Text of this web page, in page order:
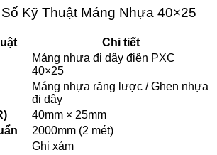
Kỹ Thuật Máng Nhựa 40×25
Chi tiết
Máng nhựa đi dây điện PXC
40×25
Máng nhựa răng lược / Ghen nhựa
đi dây
40mm × 25mm
2000mm (2 mét)
Ghi xám